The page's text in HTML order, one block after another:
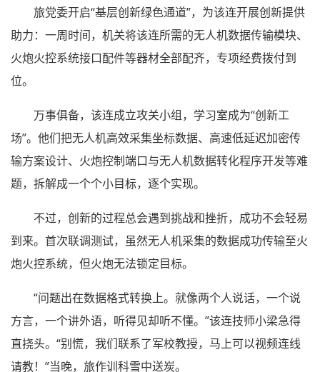
旅党委开启“基层创新绿色通道”，为该连开展创新提供
助力：一周时间，机关将该连所需的无人机数据传输模块、
火炮火控系统接口配件等器材全部配齐，专项经费拨付到
位。
万事俱备，该连成立攻关小组，学习室成为“创新工
场”。他们把无人机高效采集坐标数据、高速低延迟加密传
输方案设计、火炮控制端口与无人机数据转化程序开发等难
题，拆解成一个个小目标，逐个实现。
不过，创新的过程总会遇到挑战和挫折，成功不会轻易
到来。首次联调测试，虽然无人机采集的数据成功传输至火
炮火控系统，但火炮无法锁定目标。
“问题出在数据格式转换上。就像两个人说话，一个说
方言，一个讲外语，听得见却听不懂。”该连技师小梁急得
直挠头。“别慌，我们联系了军校教授，马上可以视频连线
请教！”当晚，旅作训科雪中送炭。